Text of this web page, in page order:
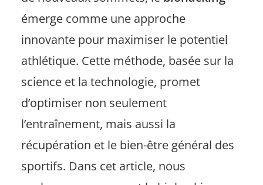
émerge comme une approche
innovante pour maximiser le potentiel
athlétique. Cette méthode, basée sur la
science et la technologie, promet
d’optimiser non seulement
l’entraînement, mais aussi la
récupération et le bien-être général des
sportifs. Dans cet article, nous